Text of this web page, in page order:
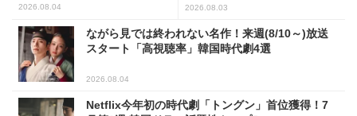
2026.08.04 2026.08.03
ながら見では終われない名作！来週(8/10～)放送
スタート「高視聴率」韓国時代劇4選
2026.08.04
Netflix今年初の時代劇「トングン」首位獲得！7